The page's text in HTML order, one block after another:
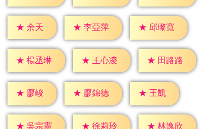
★ 余天 ★ 李亞萍 ★ 邱瓈寬
★ 楊丞琳 ★ 王心凌 ★ 田路路
★ 廖峻 ★ 廖錦德 ★ 王凱
★ 吳宗憲 ★ 徐莉玲 ★ 林逸欣